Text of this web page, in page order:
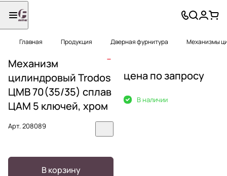
Главная Продукция Дверная фурнитура Механизмы
Механизм
цилиндровый Trodos
ЦМВ 70(35/35) сплав
ЦАМ 5 ключей, хром
Арт.208089
В корзину
цена по запросу
В наличии